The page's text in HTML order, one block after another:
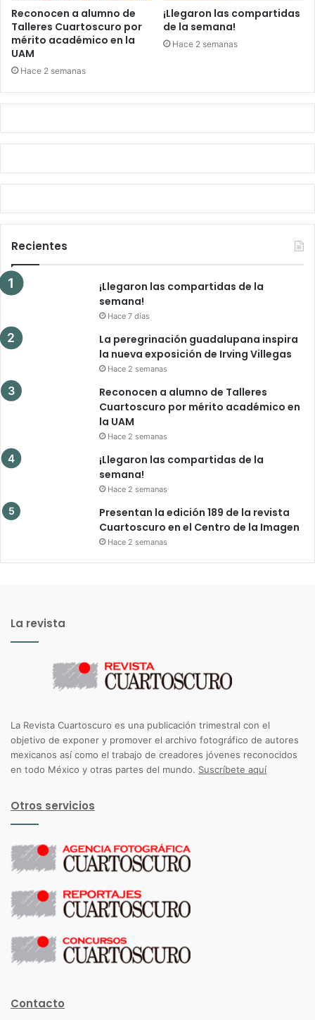
Reconocen a alumno de
Talleres Cuartoscuro por
mérito académico en la
UAM
Hace 2 semanas
¡Llegaron las compartidas
de la semana!
Hace 2 semanas
Recientes
¡Llegaron las compartidas de la
semana!
Hace 7 días
La peregrinación guadalupana inspira
la nueva exposición de Irving Villegas
Hace 2 semanas
Reconocen a alumno de Talleres
Cuartoscuro por mérito académico en
la UAM
Hace 2 semanas
¡Llegaron las compartidas de la
semana!
Hace 2 semanas
Presentan la edición 189 de la revista
Cuartoscuro en el Centro de la Imagen
Hace 2 semanas
La revista
La Revista Cuartoscuro es una publicación trimestral con el
objetivo de exponer y promover el archivo fotográfico de autores
mexicanos así como el trabajo de creadores jóvenes reconocidos
en todo México y otras partes del mundo. Suscríbete aquí
Otros servicios
Contacto